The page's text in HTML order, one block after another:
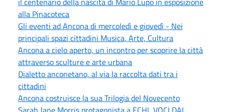
alla Pinacoteca
Gli eventi ad Ancona di mercoledì e giovedì - Nei
principali spazi cittadini Musica, Arte, Cultura
Ancona a cielo aperto, un incontro per scoprire la città
attraverso sculture e arte urbana
Dialetto anconetano, al via la raccolta dati tra i
cittadini
Ancona costruisce la sua Trilogia del Novecento